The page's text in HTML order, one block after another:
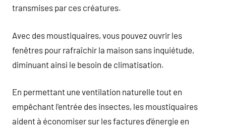
transmises par ces créatures.
Avec des moustiquaires, vous pouvez ouvrir les
fenêtres pour rafraîchir la maison sans inquiétude,
diminuant ainsi le besoin de climatisation.
En permettant une ventilation naturelle tout en
empêchant l’entrée des insectes, les moustiquaires
aident à économiser sur les factures d’énergie en